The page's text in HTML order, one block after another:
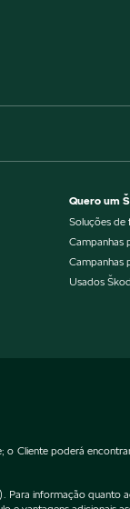
Quero um
Soluções de
Campanhas
Campanhas
Usados
poderá
informação quanto